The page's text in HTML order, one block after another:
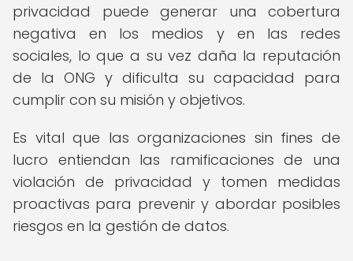
privacidad puede generar una cobertura
negativa en los medios y en las redes
sociales, lo que a su vez daña la reputación
de la ONG y dificulta su capacidad para
cumplir con su misión y objetivos.
Es vital que las organizaciones sin fines de
lucro entiendan las ramificaciones de una
violación de privacidad y tomen medidas
proactivas para prevenir y abordar posibles
riesgos en la gestión de datos.